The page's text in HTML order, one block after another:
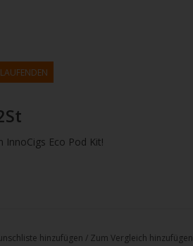
InnoCigs Eco Pod Kit!
hinzufügen / Zum Vergleich hinzufügen